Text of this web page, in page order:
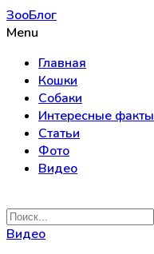
ЗооБлог
Menu
Главная
Кошки
Собаки
Интересные факты
Статьи
Фото
Видео
Видео